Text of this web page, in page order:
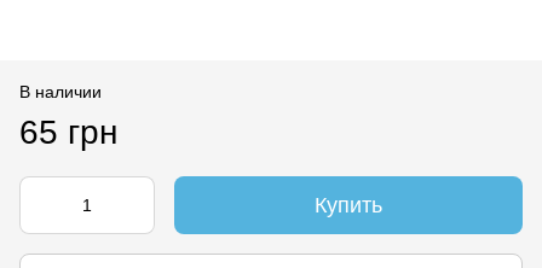
В наличии
65 грн
Купить